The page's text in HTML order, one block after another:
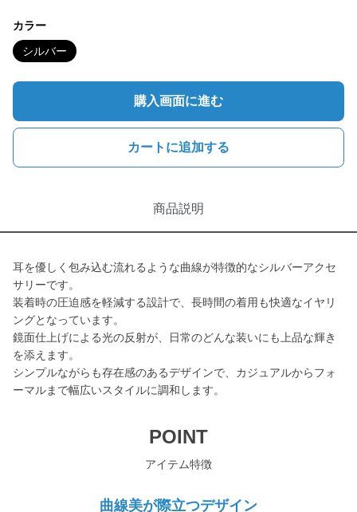
カラー
シルバー
購入画面に進む
カートに追加する
商品説明
耳を優しく包み込む流れるような曲線が特徴的なシルバーアクセ
サリーです。
装着時の圧迫感を軽減する設計で、長時間の着用も快適なイヤリ
ングとなっています。
鏡面仕上げによる光の反射が、日常のどんな装いにも上品な輝き
を添えます。
シンプルながらも存在感のあるデザインで、カジュアルからフォ
ーマルまで幅広いスタイルに調和します。
POINT
アイテム特徴
曲線美が際立つデザイン